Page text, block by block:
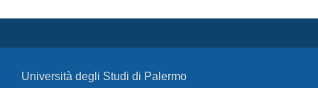
Università degli Studi di Palermo